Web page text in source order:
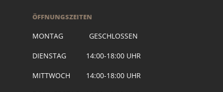
ÖFFNUNGSZEITEN
MONTAG GESCHLOSSEN
DIENSTAG 14:00-18:00 UHR
MITTWOCH 14:00-18:00 UHR